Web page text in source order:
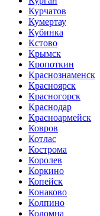
Курчатов
Кумертау
Кубинка
Кстово
Крымск
Кропоткин
Краснознаменск
Красноярск
Красногорск
Краснодар
Красноармейск
Ковров
Котлас
Кострома
Королев
Коркино
Копейск
Конаково
Колпино
Коломна